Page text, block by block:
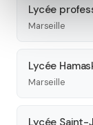
Lycée
Marseille
Lycée
Marseille
Lycée Saint-